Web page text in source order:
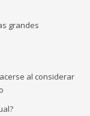
grandes
al considerar